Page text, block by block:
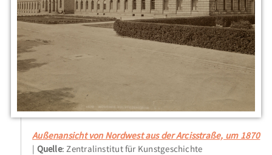
Außenansicht von Nordwest aus der Arcisstraße, um 1870
Quelle: Zentralinstitut für Kunstgeschichte